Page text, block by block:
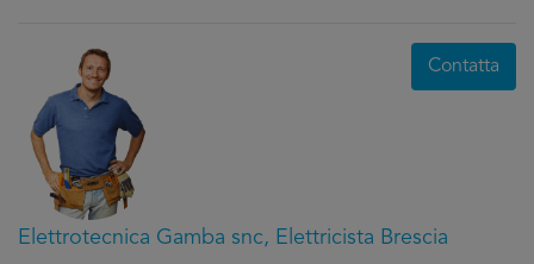
Elettrotecnica Gamba snc, Elettricista Brescia
Contatta